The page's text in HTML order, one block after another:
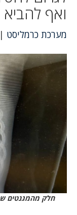
ואף
מערכת כרמליסט
חלק מהמגנטים